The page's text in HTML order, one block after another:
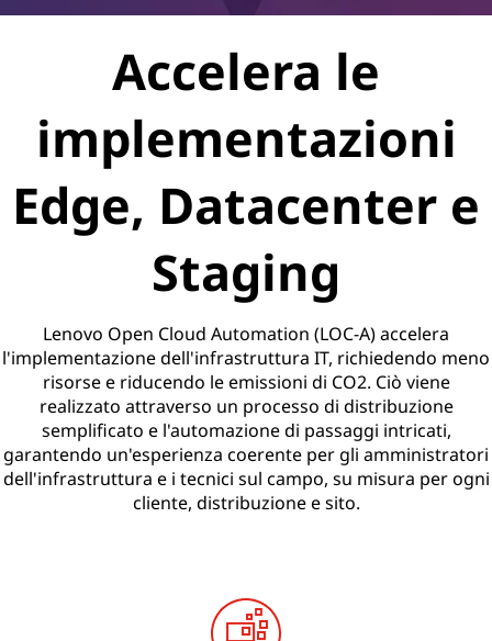
Accelera le
implementazioni
Edge, Datacenter e
Staging
Lenovo Open Cloud Automation (LOC-A) accelera
l'implementazione dell'infrastruttura IT, richiedendo meno
risorse e riducendo le emissioni di CO2. Ciò viene
realizzato attraverso un processo di distribuzione
semplificato e l'automazione di passaggi intricati,
garantendo un'esperienza coerente per gli amministratori
dell'infrastruttura e i tecnici sul campo, su misura per ogni
cliente, distribuzione e sito.